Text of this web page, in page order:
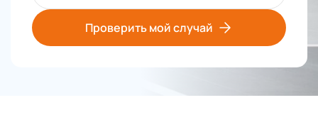
Проверить мой случай